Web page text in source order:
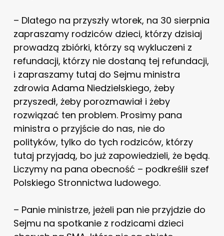
– Dlatego na przyszły wtorek, na 30 sierpnia
zapraszamy rodziców dzieci, którzy dzisiaj
prowadzą zbiórki, którzy są wykluczeni z
refundacji, którzy nie dostaną tej refundacji,
i zapraszamy tutaj do Sejmu ministra
zdrowia Adama Niedzielskiego, żeby
przyszedł, żeby porozmawiał i żeby
rozwiązać ten problem. Prosimy pana
ministra o przyjście do nas, nie do
polityków, tylko do tych rodziców, którzy
tutaj przyjadą, bo już zapowiedzieli, że będą.
Liczymy na pana obecność – podkreślił szef
Polskiego Stronnictwa ludowego.
– Panie ministrze, jeżeli pan nie przyjdzie do
Sejmu na spotkanie z rodzicami dzieci